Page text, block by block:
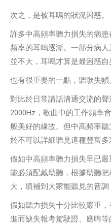
次之，是被耳嗚的狀況困惑。
許多中高頻率聽力損失的病
頻率的耳嗚逐漸。一部分病
並不大，耳嗚才算是最困惑自
也有很重要的一點，聽歌失幀
對比於日常講話溝通交流的
2000Hz，歌曲中的工作頻率
般美好的緣故。但中高頻率
於不可以詳細聽見這種豐富多
假如中高頻率聽力損失早已
能必須配戴助聽，根據助聽
大，填補到大家能聽見的音調
假如聽力損失十分比較嚴重
進而缺失報考駕駛證、應聘等